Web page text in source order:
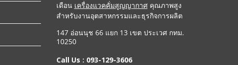
เดือน เครื่องแวคคั่มสูญญากาศคุณภาพสูง
สำหรับงานอุตสาหกรรมและธุรกิจการผลิต
147 อ่อนนุช 66 แยก 13 เขต ประเวศ กทม.
10250
Call Us : 093-129-3606